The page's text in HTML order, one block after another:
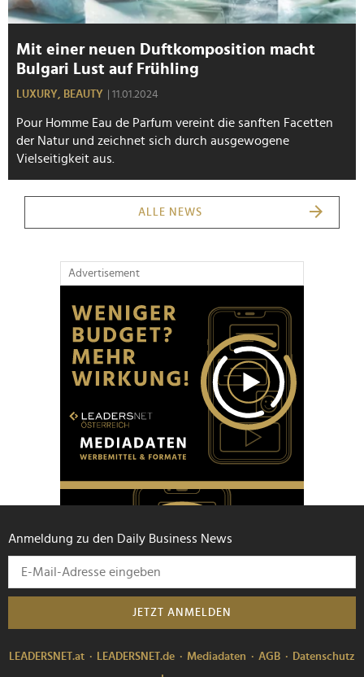
Mit einer neuen Duftkomposition macht
Bulgari Lust auf Frühling
LUXURY, BEAUTY | 11.01.2024
Pour Homme Eau de Parfum vereint die sanften Facetten
der Natur und zeichnet sich durch ausgewogene
Vielseitigkeit aus.
ALLE NEWS
Advertisement
Anmeldung zu den Daily Business News
JETZT ANMELDEN
LEADERSNET.at LEADERSNET.de Mediadaten AGB
Datenschutz